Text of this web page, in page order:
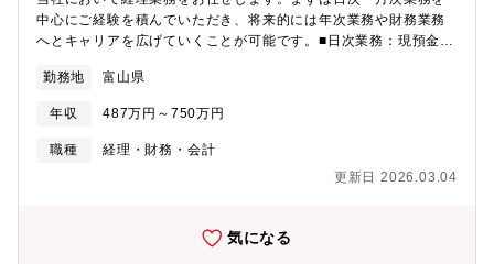
中心にご経験を積んでいただき、将来的には年次業務や財務業務
へとキャリアを広げていくことが可能です。■日次業務：現預金入
理、製造原価計算、買掛金の支払手続き 等 ■年次業務：年次決
算編成（12月決算のため、1～3月は繁忙期となります。繁忙期の
残業時間は20～30時間/月程度です。）、税務当局対応等 使用シ
ステム：[GLOVIA] ■財務業務：資金管理（事業状況や予定に応
名（30歳代～60歳代が在籍） └経理/人事労務/庶務 それぞれの
勤務地 富山県
年収 487万円～750万円
職種
経理・財務・会計
更新日 2026.03.04
気になる